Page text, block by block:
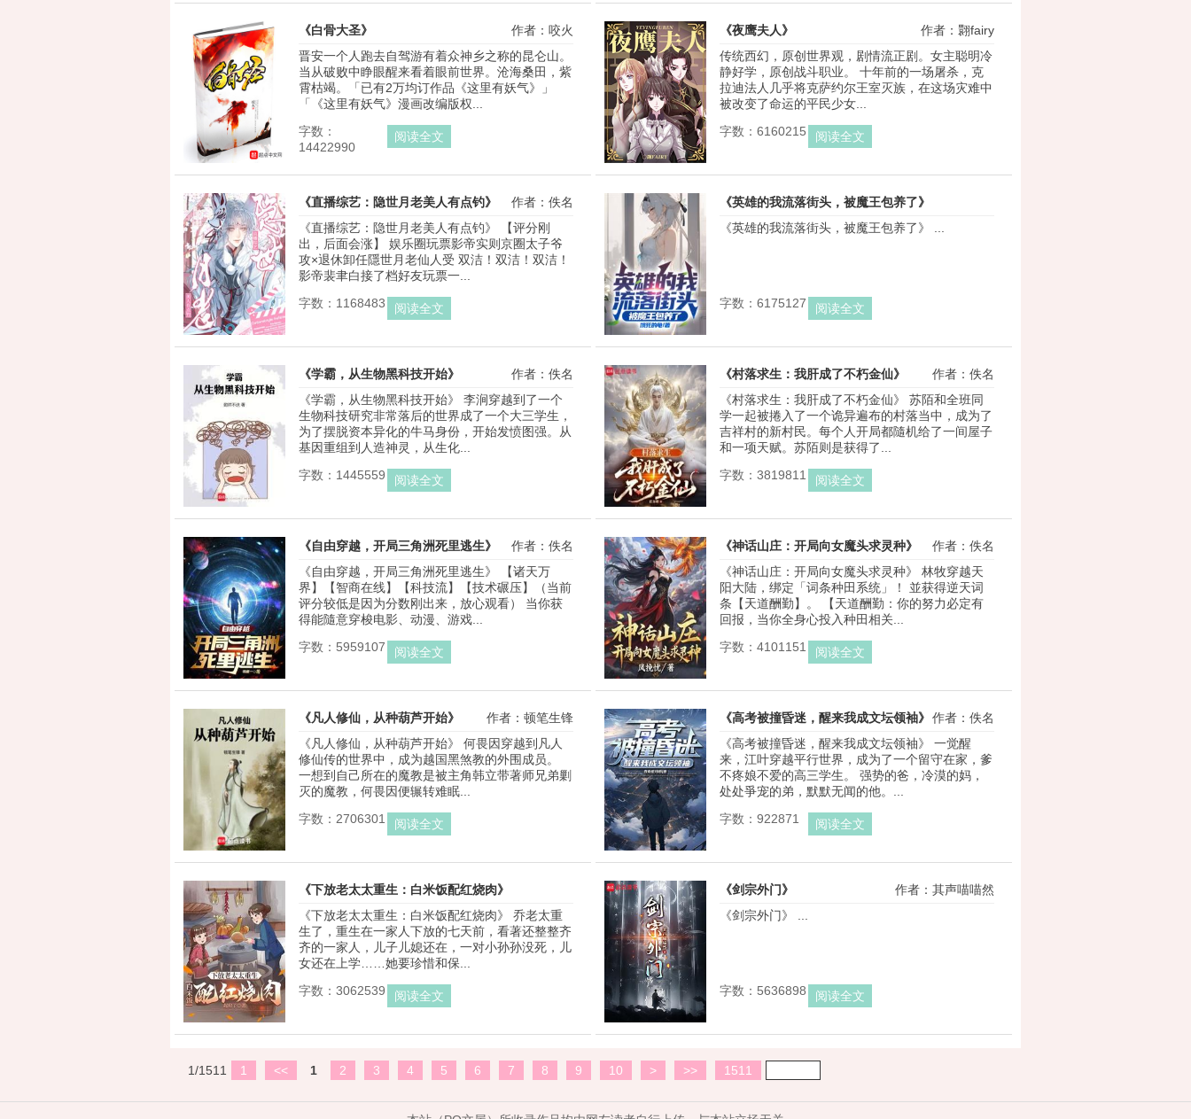
《白骨大圣》
作者：咬火
晋安一个人跑去自驾游有着众神乡之称的昆仑山。
当从破败中睁眼醒来看着眼前世界。沧海桑田，紫
霄枯竭。「已有2万均订作品《这里有妖气》」
「《这里有妖气》漫画改编版权...
字数：
14422990
阅读全文
《夜鹰夫人》
作者：翾fairy
传统西幻，原创世界观，剧情流正剧。女主聪明冷
静好学，原创战斗职业。 十年前的一场屠杀，克
拉迪法人几乎将克萨约尔王室灭族，在这场灾难中
被改变了命运的平民少女...
字数：6160215
阅读全文
《直播综艺：隐世月老美人有点钓》
作者：佚名
《直播综艺：隐世月老美人有点钓》 【评分刚
出，后面会涨】 娱乐圈玩票影帝实则京圈太子爷
攻×退休卸任隱世月老仙人受 双洁！双洁！双洁！
影帝裴聿白接了档好友玩票一...
字数：1168483
阅读全文
《英雄的我流落街头，被魔王包养了》
作者：饿死的龟
《英雄的我流落街头，被魔王包养了》 ...
字数：6175127 阅读全文
《学霸，从生物黑科技开始》
作者：佚名
《学霸，从生物黑科技开始》 李涧穿越到了一个
生物科技研究非常落后的世界成了一个大三学生，
为了摆脱资本异化的牛马身份，开始发愤图强。从
基因重组到人造神灵，从生化...
字数：1445559
阅读全文
《村落求生：我肝成了不朽金仙》
作者：佚名
《村落求生：我肝成了不朽金仙》 苏陌和全班同
学一起被捲入了一个诡异遍布的村落当中，成为了
吉祥村的新村民。每个人开局都隨机给了一间屋子
和一项天赋。苏陌则是获得了...
字数：3819811
阅读全文
《自由穿越，开局三角洲死里逃生》
作者：佚名
《自由穿越，开局三角洲死里逃生》 【诸天万
界】【智商在线】【科技流】【技术碾压】（当前
评分较低是因为分数刚出来，放心观看） 当你获
得能隨意穿梭电影、动漫、游戏...
字数：5959107
阅读全文
《神话山庄：开局向女魔头求灵种》
作者：佚名
《神话山庄：开局向女魔头求灵种》 林牧穿越天
阳大陆，绑定「词条种田系统」！ 並获得逆天词
条【天道酬勤】。 【天道酬勤：你的努力必定有
回报，当你全身心投入种田相关...
字数：4101151
阅读全文
《凡人修仙，从种葫芦开始》
作者：顿笔生锋
《凡人修仙，从种葫芦开始》 何畏因穿越到凡人
修仙传的世界中，成为越国黑煞教的外围成员。
一想到自己所在的魔教是被主角韩立带著师兄弟剿
灭的魔教，何畏因便辗转难眠...
字数：2706301
阅读全文
《高考被撞昏迷，醒来我成文坛领袖》 作者：佚名
《高考被撞昏迷，醒来我成文坛领袖》 一觉醒
来，江叶穿越平行世界，成为了一个留守在家，爹
不疼娘不爱的高三学生。 强势的爸，冷漠的妈，
处处爭宠的弟，默默无闻的他。...
字数：922871
阅读全文
《下放老太太重生：白米饭配红烧肉》
作者：起房子
《下放老太太重生：白米饭配红烧肉》 乔老太重
生了，重生在一家人下放的七天前，看著还整整齐
齐的一家人，儿子儿媳还在，一对小孙孙没死，儿
女还在上学……她要珍惜和保...
字数：3062539
阅读全文
《剑宗外门》
作者：其声喵喵然
《剑宗外门》 ...
字数：5636898 阅读全文
1/1511 1 << 1 2 3 4 5 6 7 8 9 10 > >> 1511